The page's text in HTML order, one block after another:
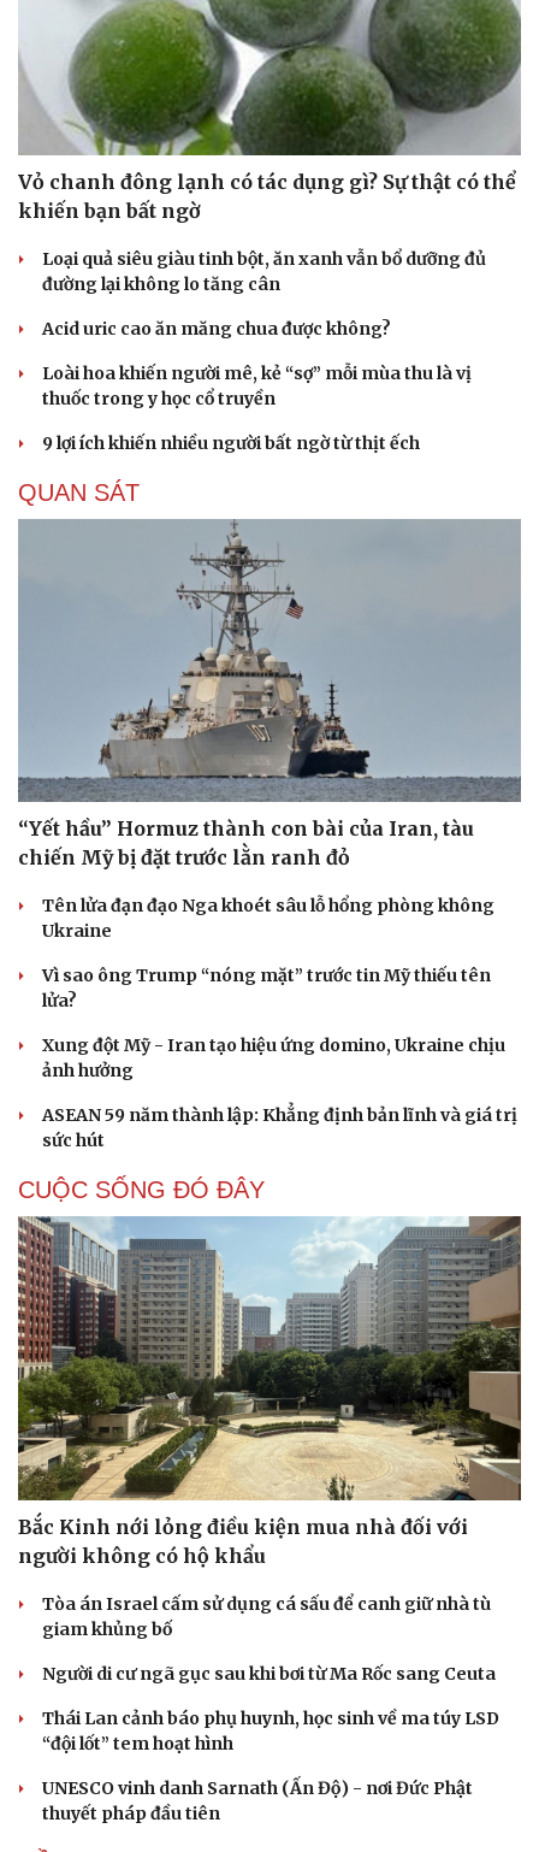
Cửa sổ tình yêu
Kể chuyện cho bé
Hạt giống tâm hồn
Cải chính
Vỏ chanh đông lạnh có tác dụng gì? Sự thật có thể
khiến bạn bất ngờ
Loại quả siêu giàu tinh bột, ăn xanh vẫn bổ dưỡng đủ
đường lại không lo tăng cân
Acid uric cao ăn măng chua được không?
Loài hoa khiến người mê, kẻ “sợ” mỗi mùa thu là vị
thuốc trong y học cổ truyền
9 lợi ích khiến nhiều người bất ngờ từ thịt ếch
QUAN SÁT
“Yết hầu” Hormuz thành con bài của Iran, tàu
chiến Mỹ bị đặt trước lằn ranh đỏ
Tên lửa đạn đạo Nga khoét sâu lỗ hổng phòng không
Ukraine
Vì sao ông Trump “nóng mặt” trước tin Mỹ thiếu tên
lửa?
Xung đột Mỹ - Iran tạo hiệu ứng domino, Ukraine chịu
ảnh hưởng
ASEAN 59 năm thành lập: Khẳng định bản lĩnh và giá trị
sức hút
CUỘC SỐNG ĐÓ ĐÂY
Bắc Kinh nới lỏng điều kiện mua nhà đối với
người không có hộ khẩu
Tòa án Israel cấm sử dụng cá sấu để canh giữ nhà tù
giam khủng bố
Người di cư ngã gục sau khi bơi từ Ma Rốc sang Ceuta
Thái Lan cảnh báo phụ huynh, học sinh về ma túy LSD
“đội lốt” tem hoạt hình
UNESCO vinh danh Sarnath (Ấn Độ) - nơi Đức Phật
thuyết pháp đầu tiên